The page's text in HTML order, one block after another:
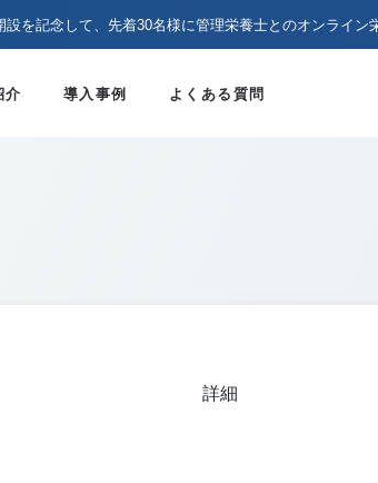
設を記念して、先着30名様に管理栄養士とのオンライン
介 導入事例 よくある質問
詳細